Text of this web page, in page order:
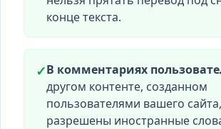
конце текста.
✓В комментариях
другом контенте, созданном
пользователями вашего сайта,
разрешены иностранные